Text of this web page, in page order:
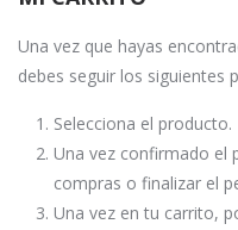
Una vez que hayas
debes seguir los siguientes
Selecciona el producto.
Una vez confirmado el
compras o finalizar el
Una vez en tu carrito,